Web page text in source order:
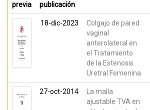
previa
publicación
18-dic-2023
Colgajo de pared
vaginal
anterolateral en
el Tratamiento
de la Estenosis
Uretral Femenina
27-oct-2014
La malla
ajustable TVA en